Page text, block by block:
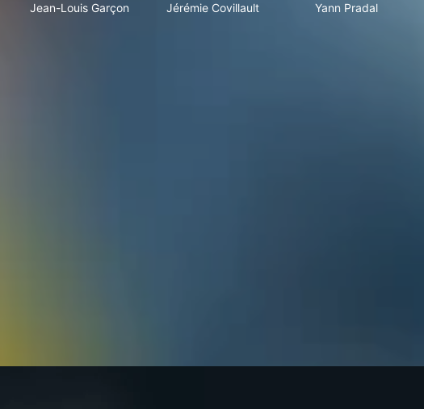
Jean-Louis Garçon Jérémie Covillault Yann Pradal